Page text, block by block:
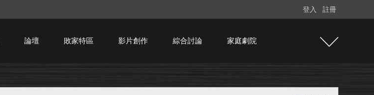
登入 註冊
論壇 敗家特區 影片創作 綜合討論 家庭劇院